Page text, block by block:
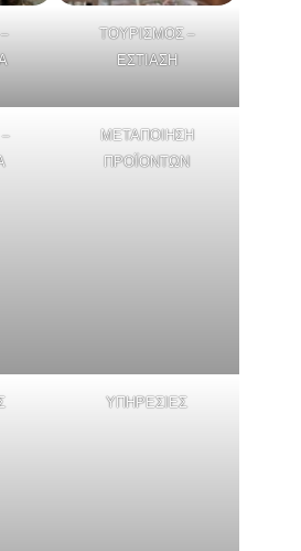
ΤΟΥΡΙΣΜΟΣ –
ΕΣΤΙΑΣΗ
ΜΕΤΑΠΟΙΗΣΗ
ΠΡΟΪΟΝΤΩΝ
ΥΠΗΡΕΣΙΕΣ